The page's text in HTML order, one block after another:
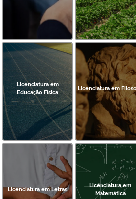
Licenciatura em
Educação Física
Licenciatura em
Licenciatura em Letras
Licenciatura em
Matemática